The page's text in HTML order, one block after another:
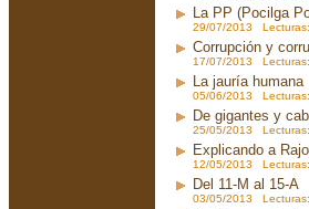
La PP (Pocilga
29/07/2013
Corrupción y
17/07/2013
La jauría humana
05/06/2013
De gigantes y
25/05/2013
Explicando a
12/05/2013
Del 11-M al 15-A
03/05/2013 Lecturas: